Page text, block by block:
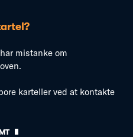
mistanke om
karteller ved at kontakte